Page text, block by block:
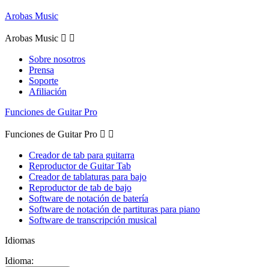
Arobas Music
Arobas Music  
Sobre nosotros
Prensa
Soporte
Afiliación
Funciones de Guitar Pro
Funciones de Guitar Pro  
Creador de tab para guitarra
Reproductor de Guitar Tab
Creador de tablaturas para bajo
Reproductor de tab de bajo
Software de notación de batería
Software de notación de partituras para piano
Software de transcripción musical
Idiomas
Idioma: